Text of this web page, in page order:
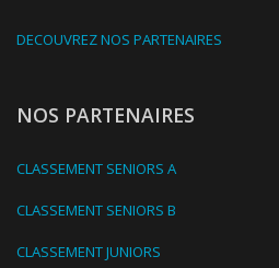
DECOUVREZ NOS PARTENAIRES
NOS PARTENAIRES
CLASSEMENT SENIORS A
CLASSEMENT SENIORS B
CLASSEMENT JUNIORS